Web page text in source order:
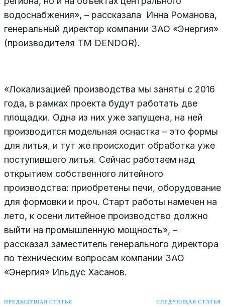
водоснабжения», – рассказала Инна Романова,
генеральный директор компании ЗАО «Энергия»
(производителя ТМ DENDOR).
«Локализацией производства мы заняты с 2016
года, в рамках проекта будут работать две
площадки. Одна из них уже запущена, на ней
производится модельная оснастка – это формы
для литья, и тут же происходит обработка уже
поступившего литья. Сейчас работаем над
открытием собственного литейного
производства: приобретены печи, оборудование
для формовки и проч. Старт работы намечен на
лето, к осени литейное производство должно
выйти на промышленную мощность», –
рассказал заместитель генерального директора
по техническим вопросам компании ЗАО
«Энергия» Ильдус Хасанов.
ПРЕДЫДУЩАЯ СТАТЬЯ СЛЕДУЮЩАЯ СТАТЬЯ